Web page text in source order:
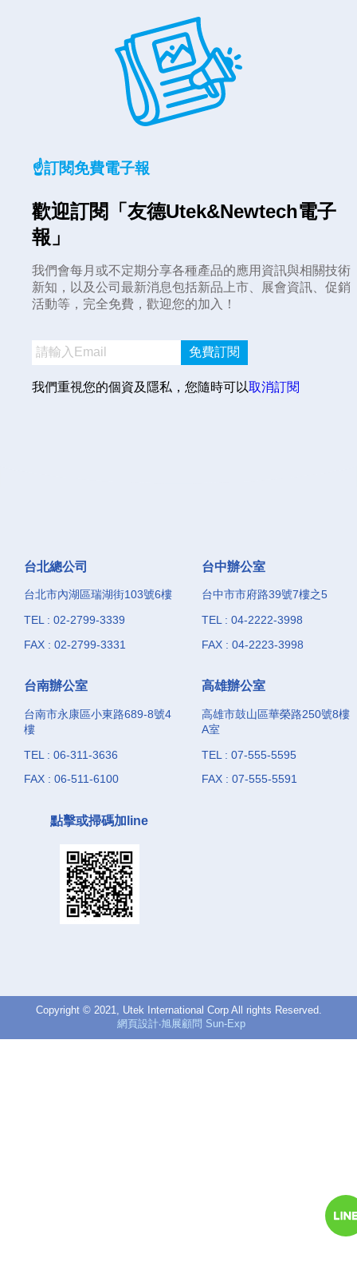
☝️訂閱免費電子報
歡迎訂閱「友德Utek&Newtech電子
報」
我們會每月或不定期分享各種產品的應用資訊與相關技術
新知，以及公司最新消息包括新品上市、展會資訊、促銷
活動等，完全免費，歡迎您的加入！
免費訂閱
我們重視您的個資及隱私，您隨時可以取消訂閱
台北總公司
台北市內湖區瑞湖街103號6樓
TEL : 02-2799-3339
FAX : 02-2799-3331
台中辦公室
台中市市府路39號7樓之5
TEL : 04-2222-3998
FAX : 04-2223-3998
台南辦公室
台南市永康區小東路689-8號4
樓
TEL : 06-311-3636
FAX : 06-511-6100
高雄辦公室
高雄市鼓山區華榮路250號8樓
A室
TEL : 07-555-5595
FAX : 07-555-5591
點擊或掃碼加line
Copyright © 2021, Utek International Corp All rights Reserved.
網頁設計‧旭展顧問 Sun-Exp